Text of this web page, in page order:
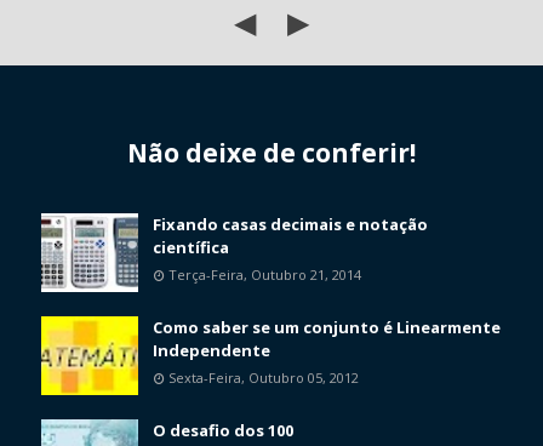
◀ ▶
Não deixe de conferir!
Fixando casas decimais e notação
científica
Terça-Feira, Outubro 21, 2014
Como saber se um conjunto é Linearmente
Independente
Sexta-Feira, Outubro 05, 2012
O desafio dos 100